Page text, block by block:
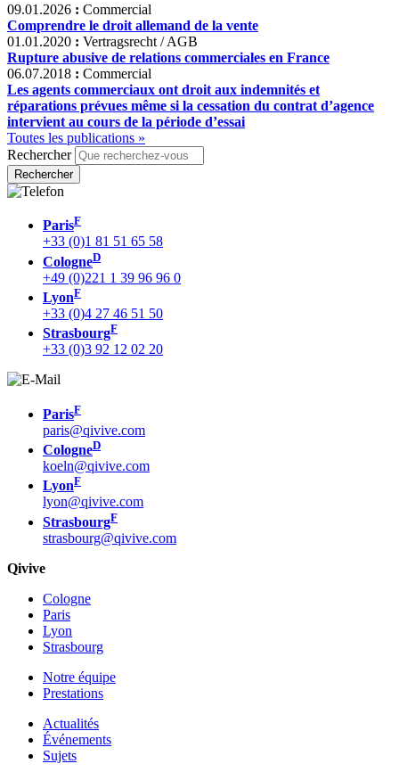
09.01.2026 : Commercial
Comprendre le droit allemand de la vente
01.01.2020 : Vertragsrecht / AGB
Rupture abusive de relations commerciales en France
06.07.2018 : Commercial
Les agents commerciaux ont droit aux indemnités et
réparations prévues même si la cessation du contrat d’agence
intervient au cours de la période d’essai
Toutes les publications »
Rechercher
ParisF
+33 (0)1 81 51 65 58
CologneD
+49 (0)221 1 39 96 96 0
LyonF
+33 (0)4 27 46 51 50
StrasbourgF
+33 (0)3 92 12 02 20
ParisF
paris@qivive.com
CologneD
koeln@qivive.com
LyonF
lyon@qivive.com
StrasbourgF
strasbourg@qivive.com
Qivive
Cologne
Paris
Lyon
Strasbourg
Notre équipe
Prestations
Actualités
Événements
Sujets